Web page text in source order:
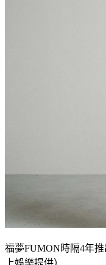
上娛樂提供）